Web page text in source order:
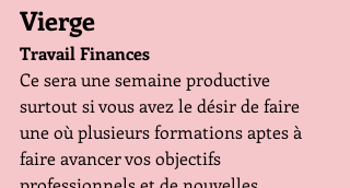
Vierge
Travail Finances
Ce sera une semaine productive
surtout si vous avez le désir de faire
une où plusieurs formations aptes à
faire avancer vos objectifs